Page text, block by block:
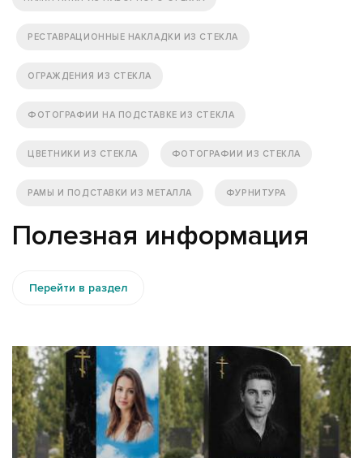
РЕСТАВРАЦИОННЫЕ НАКЛАДКИ ИЗ СТЕКЛА
ОГРАЖДЕНИЯ ИЗ СТЕКЛА
ФОТОГРАФИИ НА ПОДСТАВКЕ ИЗ СТЕКЛА
ЦВЕТНИКИ ИЗ СТЕКЛА ФОТОГРАФИИ ИЗ СТЕКЛА
РАМЫ И ПОДСТАВКИ ИЗ МЕТАЛЛА ФУРНИТУРА
Полезная информация
Перейти в раздел